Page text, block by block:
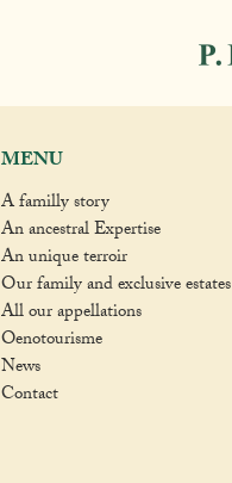
MENU
A familly story
An ancestral Expertise
An unique terroir
Our family and exclusive estates
All our appellations
Oenotourisme
News
Contact